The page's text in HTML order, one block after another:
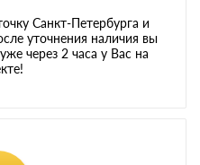
Санкт-Петербурга и
уточнения наличия вы
через 2 часа у Вас на